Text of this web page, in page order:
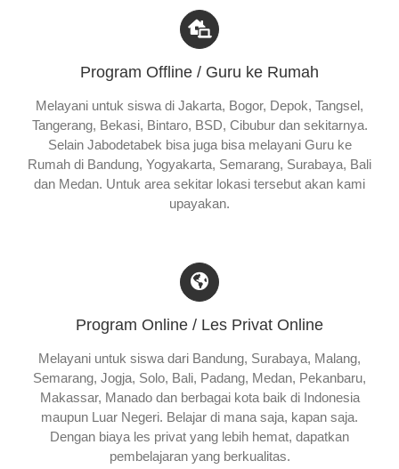
Program Offline / Guru ke Rumah
Melayani untuk siswa di Jakarta, Bogor, Depok, Tangsel,
Tangerang, Bekasi, Bintaro, BSD, Cibubur dan sekitarnya.
Selain Jabodetabek bisa juga bisa melayani Guru ke
Rumah di Bandung, Yogyakarta, Semarang, Surabaya, Bali
dan Medan. Untuk area sekitar lokasi tersebut akan kami
upayakan.
Program Online / Les Privat Online
Melayani untuk siswa dari Bandung, Surabaya, Malang,
Semarang, Jogja, Solo, Bali, Padang, Medan, Pekanbaru,
Makassar, Manado dan berbagai kota baik di Indonesia
maupun Luar Negeri. Belajar di mana saja, kapan saja.
Dengan biaya les privat yang lebih hemat, dapatkan
pembelajaran yang berkualitas.